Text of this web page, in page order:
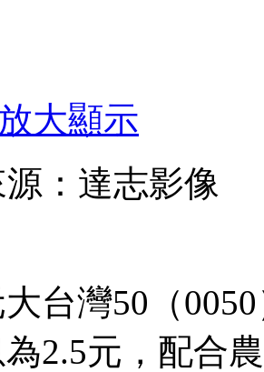
放大顯示
：達志影像
台灣50（
2.5元，配合